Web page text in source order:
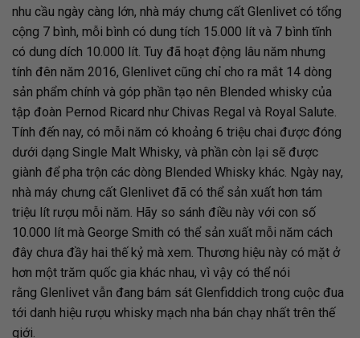
nhu cầu ngày càng lớn, nhà máy chưng cất Glenlivet có tổng
cộng 7 bình, mỗi bình có dung tích 15.000 lít và 7 bình tĩnh
có dung dích 10.000 lít. Tuy đã hoạt động lâu năm nhưng
tính đên năm 2016, Glenlivet cũng chỉ cho ra mắt 14 dòng
sản phẩm chính và góp phần tạo nên Blended whisky của
tập đoàn Pernod Ricard như Chivas Regal và Royal Salute.
Tính đến nay, có mỗi năm có khoảng 6 triệu chai được đóng
dưới dạng Single Malt Whisky, và phần còn lại sẽ được
giành để pha trộn các dòng Blended Whisky khác. Ngày nay,
nhà máy chưng cất Glenlivet đã có thể sản xuất hơn tám
triệu lít rượu mỗi năm. Hãy so sánh điều này với con số
10.000 lít mà George Smith có thể sản xuất mỗi năm cách
đây chưa đầy hai thế kỷ mà xem. Thương hiệu này có mặt ở
hơn một trăm quốc gia khác nhau, vì vậy có thể nói
rằng Glenlivet vẫn đang bám sát Glenfiddich trong cuộc đua
tới danh hiệu rượu whisky mạch nha bán chạy nhất trên thế
giới.